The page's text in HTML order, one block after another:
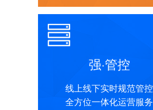
强·管控
线上线下实时规范管控
全方位一体化运营服务